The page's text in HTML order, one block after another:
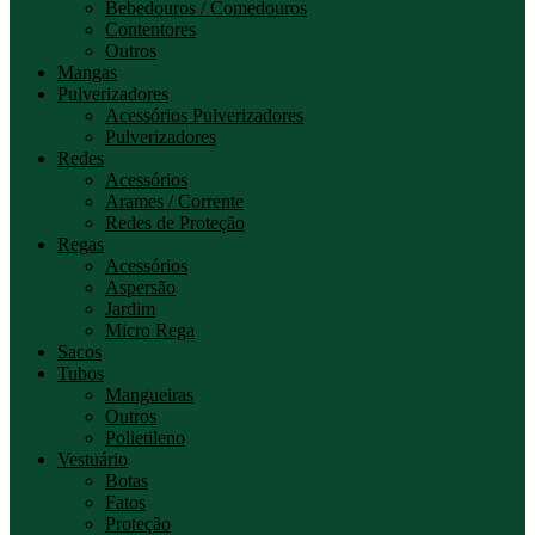
Bebedouros / Comedouros
Contentores
Outros
Mangas
Pulverizadores
Acessórios Pulverizadores
Pulverizadores
Redes
Acessórios
Arames / Corrente
Redes de Proteção
Regas
Acessórios
Aspersão
Jardim
Micro Rega
Sacos
Tubos
Mangueiras
Outros
Polietileno
Vestuário
Botas
Fatos
Proteção